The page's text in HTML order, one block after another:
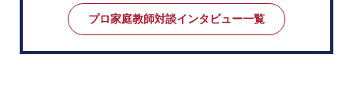
プロ家庭教師対談インタビュー一覧